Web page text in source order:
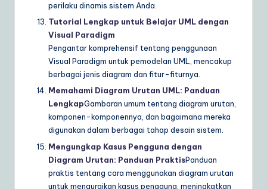
perilaku dinamis sistem Anda.
Tutorial Lengkap untuk Belajar UML dengan
Visual Paradigm
Pengantar komprehensif tentang penggunaan
Visual Paradigm untuk pemodelan UML, mencakup
berbagai jenis diagram dan fitur-fiturnya.
Memahami Diagram Urutan UML: Panduan
LengkapGambaran umum tentang diagram urutan,
komponen-komponennya, dan bagaimana mereka
digunakan dalam berbagai tahap desain sistem.
Mengungkap Kasus Pengguna dengan
Diagram Urutan: Panduan PraktisPanduan
praktis tentang cara menggunakan diagram urutan
untuk menguraikan kasus pengguna, meningkatkan